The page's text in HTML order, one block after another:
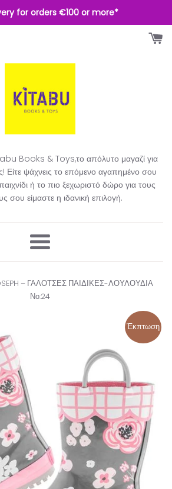
for orders €100 or more*
Books & Toys,το απόλυτο μαγαζί για
Είτε ψάχνεις το επόμενο αγαπημένο σου
παιχνίδι ή το πιο ξεχωριστό δώρο για τους
σου είμαστε η ιδανική επιλογή.​
Μενού
– ΓΑΛΟΤΣΕΣ ΠΑΙΔΙΚΕΣ-ΛΟΥΛΟΥΔΙΑ
Νο:24
Έκπτωση